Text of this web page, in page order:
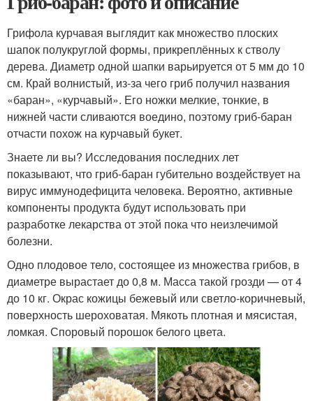
Грифола курчавая выглядит как множество плоских
шапок полукруглой формы, прикреплённых к стволу
дерева. Диаметр одной шапки варьируется от 5 мм до 10
см. Край волнистый, из-за чего гриб получил названия
«баран», «курчавый». Его ножки мелкие, тонкие, в
нижней части сливаются воедино, поэтому гриб-баран
отчасти похож на курчавый букет.
Знаете ли вы? Исследования последних лет
показывают, что гриб-баран губительно воздействует на
вирус иммунодефицита человека. Вероятно, активные
компоненты продукта будут использовать при
разработке лекарства от этой пока что неизлечимой
болезни.
Одно плодовое тело, состоящее из множества грибов, в
диаметре вырастает до 0,8 м. Масса такой грозди — от 4
до 10 кг. Окрас кожицы бежевый или светло-коричневый,
поверхность шероховатая. Мякоть плотная и мясистая,
ломкая. Споровый порошок белого цвета.